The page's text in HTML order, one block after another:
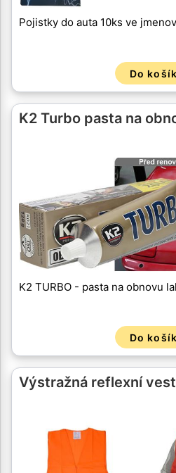
Pojistky do auta 10ks ve
Do
K2 Turbo pasta na
K2 TURBO - pasta na obnovu
Do
Výstražná reflexní